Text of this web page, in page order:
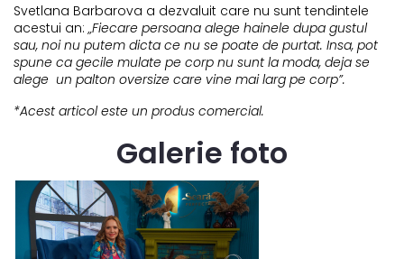
Svetlana Barbarova a dezvaluit care nu sunt tendintele
acestui an: „Fiecare persoana alege hainele dupa gustul
sau, noi nu putem dicta ce nu se poate de purtat. Insa, pot
spune ca gecile mulate pe corp nu sunt la moda, deja se
alege un palton oversize care vine mai larg pe corp”.
*Acest articol este un produs comercial.
Galerie foto